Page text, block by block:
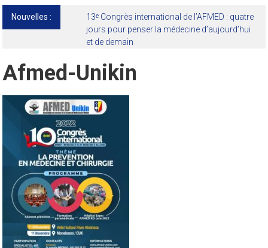
Nouvelles :
13ᵉ Congrès international de l’AFMED : quatre
jours pour penser la médecine d’aujourd’hui
et de demain
Afmed-Unikin